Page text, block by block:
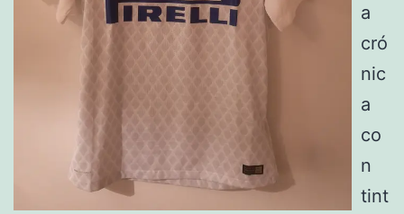
a
cró
nic
a
co
n
tint